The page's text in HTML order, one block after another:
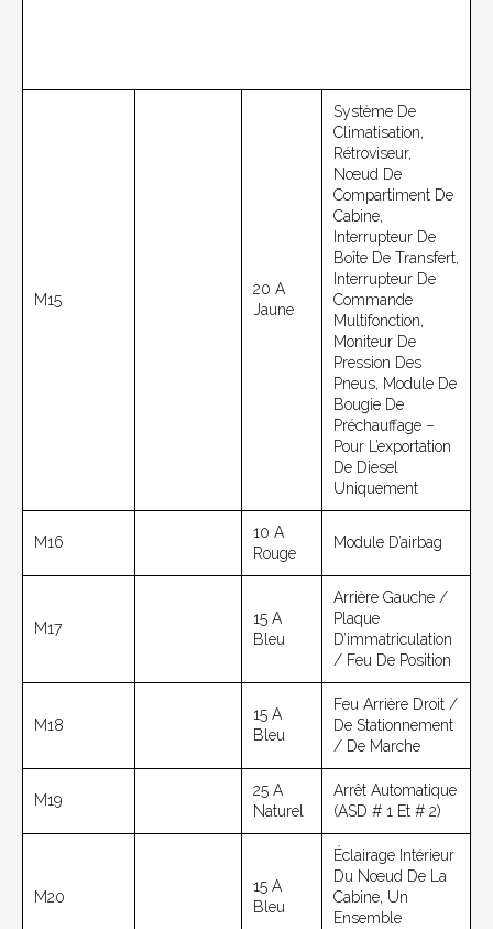
M15
20 A
Jaune
Système De
Climatisation,
Rétroviseur,
Nœud De
Compartiment De
Cabine,
Interrupteur De
Boîte De Transfert,
Interrupteur De
Commande
Multifonction,
Moniteur De
Pression Des
Pneus, Module De
Bougie De
Préchauffage –
Pour L’exportation
De Diesel
Uniquement
M16
10 A
Rouge
Module D’airbag
M17
15 A
Bleu
Arrière Gauche /
Plaque
D’immatriculation
/ Feu De Position
M18
15 A
Bleu
Feu Arrière Droit /
De Stationnement
/ De Marche
M19
25 A
Naturel
Arrêt Automatique
(ASD # 1 Et # 2)
M20
15 A
Bleu
Éclairage Intérieur
Du Nœud De La
Cabine, Un
Ensemble